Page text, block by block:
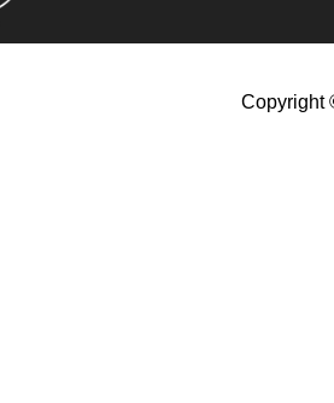
Copyright